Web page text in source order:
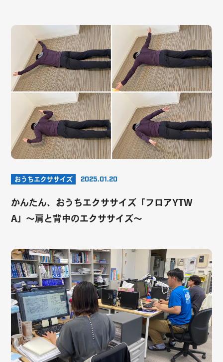
おうちエクササイズ 2025.01.20
かんたん、おうちエクササイズ「フロアYTW
A」〜肩と背中のエクササイズ〜